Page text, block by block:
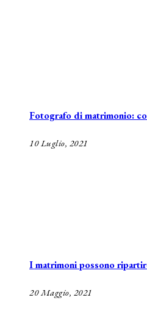
Fotografo di matrimonio:
10 Luglio, 2021
I matrimoni possono
20 Maggio, 2021